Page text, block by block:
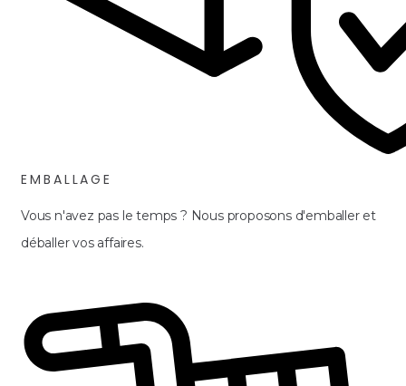
EMBALLAGE
Vous n'avez pas le temps ? Nous proposons d'emballer et
déballer vos affaires.